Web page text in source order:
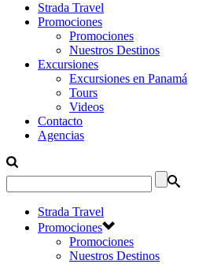
Strada Travel
Promociones
Promociones
Nuestros Destinos
Excursiones
Excursiones en Panamá
Tours
Videos
Contacto
Agencias
Strada Travel
Promociones
Promociones
Nuestros Destinos